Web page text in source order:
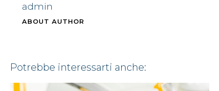
admin
ABOUT AUTHOR
potrebbe interessarti anche: